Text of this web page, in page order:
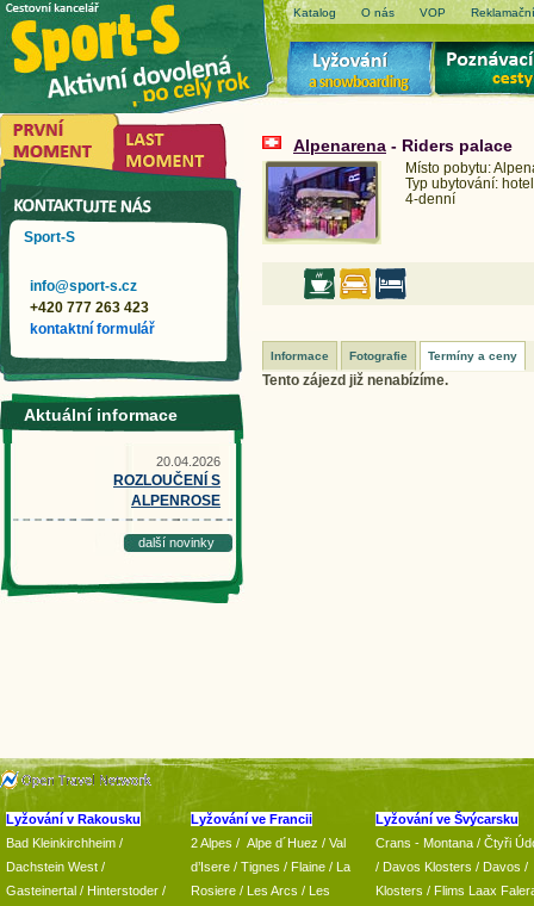
Katalog O nás VOP
Alpenarena - Riders palace
Místo pobytu:
Typ ubytování:
4-denní
Informace Fotografie Termíny a ceny
Tento zájezd již nenabízíme.
Sport-S
info@sport-s.cz
+420 777 263 423
kontaktní formulář
Aktuální informace
20.04.2026
ROZLOUČENÍ S
ALPENROSE
další novinky
Lyžování v Rakousku
Bad Kleinkirchheim /
Dachstein West /
Gasteinertal / Hinterstoder /
Lyžování ve Francii
2 Alpes / Alpe d´Huez / Val
d’Isere / Tignes / Flaine / La
Rosiere / Les Arcs / Les
Lyžování ve Švýcarsku
Crans - Montana / Čtyři
/ Davos Klosters / Davos /
Klosters / Flims Laax